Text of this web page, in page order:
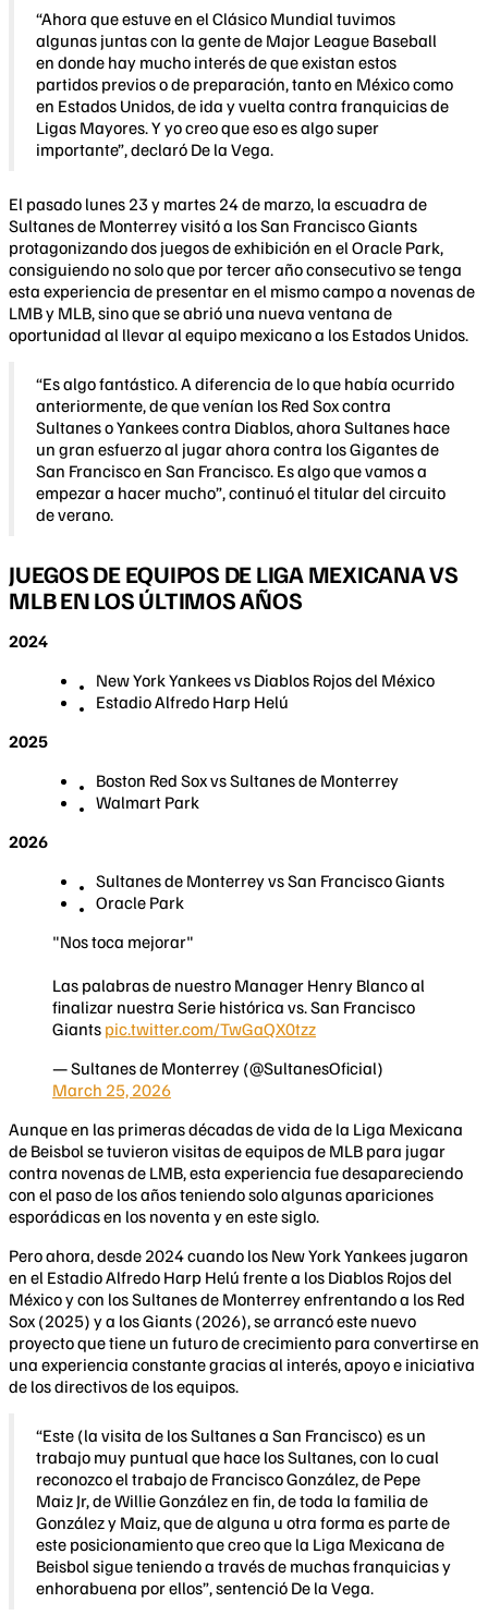
“Ahora que estuve en el Clásico Mundial tuvimos
algunas juntas con la gente de Major League Baseball
en donde hay mucho interés de que existan estos
partidos previos o de preparación, tanto en México como
en Estados Unidos, de ida y vuelta contra franquicias de
Ligas Mayores. Y yo creo que eso es algo super
importante”, declaró De la Vega.
El pasado lunes 23 y martes 24 de marzo, la escuadra de
Sultanes de Monterrey visitó a los San Francisco Giants
protagonizando dos juegos de exhibición en el Oracle Park,
consiguiendo no solo que por tercer año consecutivo se tenga
esta experiencia de presentar en el mismo campo a novenas de
LMB y MLB, sino que se abrió una nueva ventana de
oportunidad al llevar al equipo mexicano a los Estados Unidos.
“Es algo fantástico. A diferencia de lo que había ocurrido
anteriormente, de que venían los Red Sox contra
Sultanes o Yankees contra Diablos, ahora Sultanes hace
un gran esfuerzo al jugar ahora contra los Gigantes de
San Francisco en San Francisco. Es algo que vamos a
empezar a hacer mucho”, continuó el titular del circuito
de verano.
JUEGOS DE EQUIPOS DE LIGA MEXICANA VS
MLB EN LOS ÚLTIMOS AÑOS
2024
New York Yankees vs Diablos Rojos del México
Estadio Alfredo Harp Helú
2025
Boston Red Sox vs Sultanes de Monterrey
Walmart Park
2026
Sultanes de Monterrey vs San Francisco Giants
Oracle Park
"Nos toca mejorar"
Las palabras de nuestro Manager Henry Blanco al
finalizar nuestra Serie histórica vs. San Francisco
Giants pic.twitter.com/TwGaQX0tzz
— Sultanes de Monterrey (@SultanesOficial)
March 25, 2026
Aunque en las primeras décadas de vida de la Liga Mexicana
de Beisbol se tuvieron visitas de equipos de MLB para jugar
contra novenas de LMB, esta experiencia fue desapareciendo
con el paso de los años teniendo solo algunas apariciones
esporádicas en los noventa y en este siglo.
Pero ahora, desde 2024 cuando los New York Yankees jugaron
en el Estadio Alfredo Harp Helú frente a los Diablos Rojos del
México y con los Sultanes de Monterrey enfrentando a los Red
Sox (2025) y a los Giants (2026), se arrancó este nuevo
proyecto que tiene un futuro de crecimiento para convertirse en
una experiencia constante gracias al interés, apoyo e iniciativa
de los directivos de los equipos.
“Este (la visita de los Sultanes a San Francisco) es un
trabajo muy puntual que hace los Sultanes, con lo cual
reconozco el trabajo de Francisco González, de Pepe
Maiz Jr, de Willie González en fin, de toda la familia de
González y Maiz, que de alguna u otra forma es parte de
este posicionamiento que creo que la Liga Mexicana de
Beisbol sigue teniendo a través de muchas franquicias y
enhorabuena por ellos”, sentenció De la Vega.